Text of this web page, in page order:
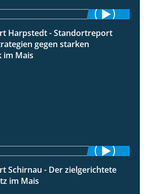
9:11
Harpstedt - Standortreport
gegen starken
im Mais
9:27
Schirnau - Der zielgerichtete
im Mais